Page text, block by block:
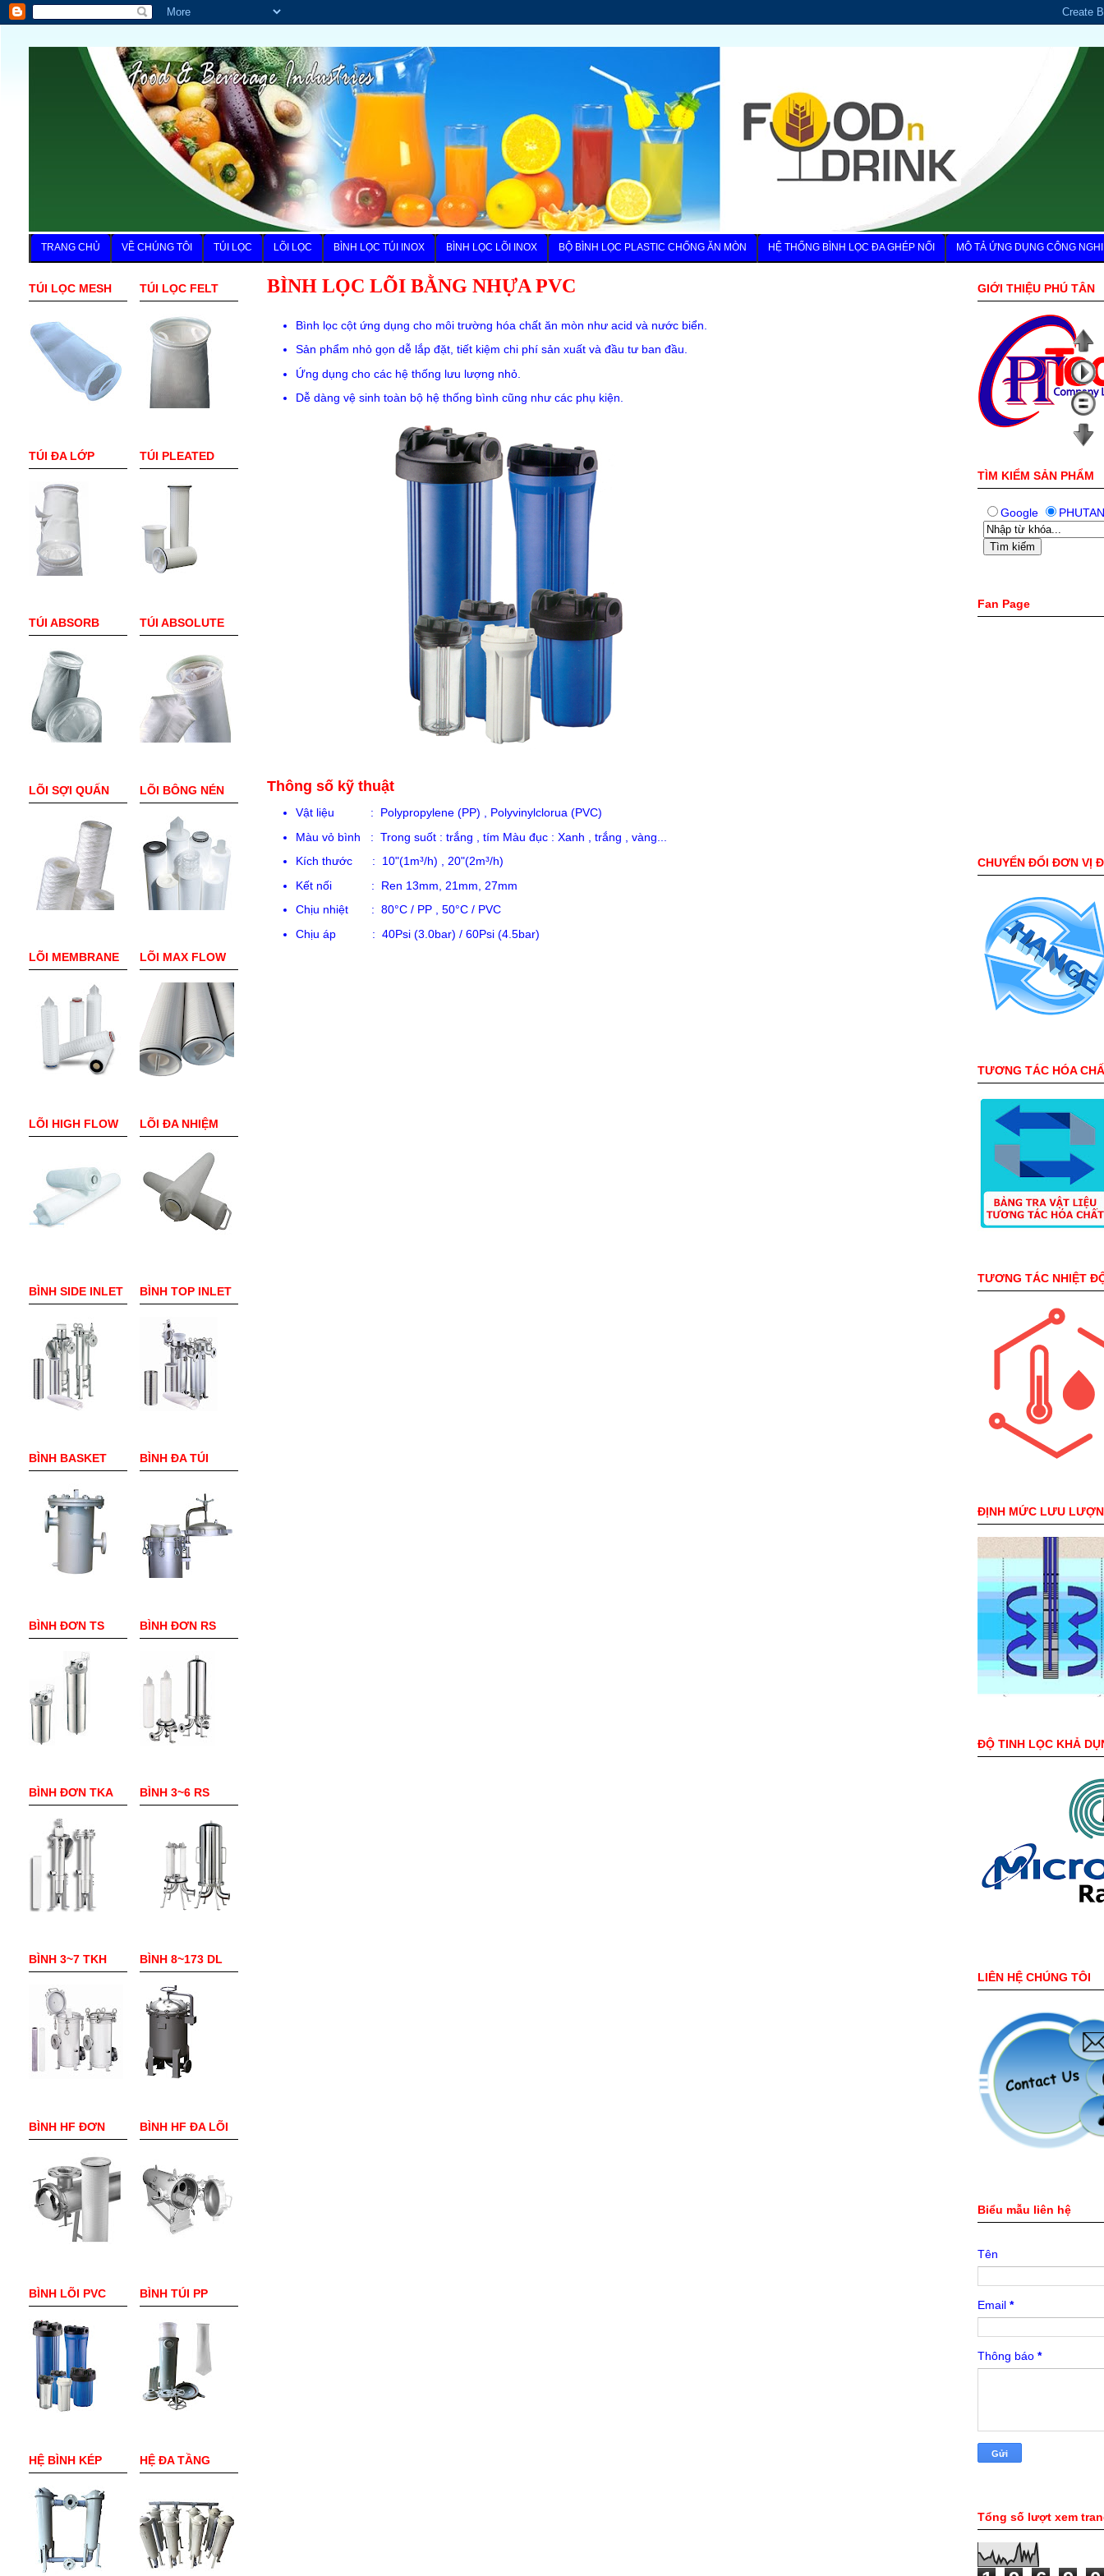
TRANG CHỦ VỀ CHÚNG TÔI TÚI LỌC LÕI LỌC BÌNH LỌC TÚI INOX BÌNH LỌC LÕI INOX BỘ BÌNH LỌC PLASTIC CHỐNG ĂN MÒN HỆ THỐNG BÌNH LỌC ĐA GHÉP NỐI MÔ TẢ ỨNG DỤNG CÔNG
BÌNH LỌC LÕI BẰNG NHỰA PVC
Bình lọc cột ứng dụng cho môi trường hóa chất ăn mòn như acid và nước biển.
Sản phẩm nhỏ gọn dễ lắp đặt, tiết kiệm chi phí sản xuất và đầu tư ban đầu.
Ứng dụng cho các hệ thống lưu lượng nhỏ.
Dễ dàng vệ sinh toàn bộ hệ thống bình cũng như các phụ kiện.
Thông số kỹ thuật
Vật liệu : Polypropylene (PP) , Polyvinylclorua (PVC)
Màu vỏ bình : Trong suốt : trắng , tím Màu đục : Xanh , trắng , vàng...
Kích thước : 10"(1m³/h) , 20"(2m³/h)
Kết nối : Ren 13mm, 21mm, 27mm
Chịu nhiệt : 80°C / PP , 50°C / PVC
Chịu áp : 40Psi (3.0bar) / 60Psi (4.5bar)
TÚI LỌC MESH
TÚI ĐA LỚP
TÚI ABSORB
LÕI SỢI QUẤN
LÕI MEMBRANE
LÕI HIGH FLOW
BÌNH SIDE INLET
BÌNH BASKET
BÌNH ĐƠN TS
BÌNH ĐƠN TKA
BÌNH 3~7 TKH
BÌNH HF ĐƠN
BÌNH LÕI PVC
HỆ BÌNH KÉP
TÚI LỌC FELT
TÚI PLEATED
TÚI ABSOLUTE
LÕI BÔNG NÉN
LÕI MAX FLOW
LÕI ĐA NHIỆM
BÌNH TOP INLET
BÌNH ĐA TÚI
BÌNH ĐƠN RS
BÌNH 3~6 RS
BÌNH 8~173 DL
BÌNH HF ĐA LÕI
BÌNH TÚI PP
HỆ ĐA TẦNG
GIỚI THIỆU PHÚ TÂN
TÌM KIỂM SẢN PHẨM
Google PHUTAN
Fan Page
CHUYỂN ĐỔI ĐƠN VỊ
TƯƠNG TÁC HÓA
TƯƠNG TÁC NHIỆT
ĐỊNH MỨC LƯU
ĐỘ TINH LỌC KHẢ
LIÊN HỆ CHÚNG TÔI
Biểu mẫu liên hệ
Tên
Email *
Thông báo *
Tổng số lượt xem